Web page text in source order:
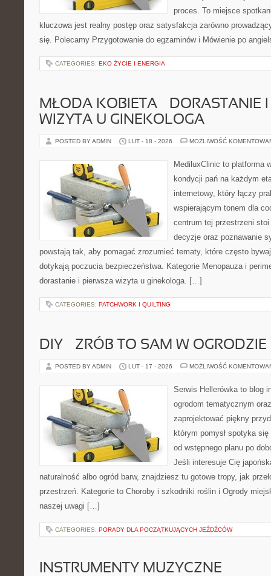
proces. To miejsce
kluczowa jest realny postęp oraz satysfakcja zarówno
się. Polecamy Przygotowanie do egzaminów i Mówienie po
CATEGORIES: EKO ŻYCIE I ENERGIA
MŁODA KOBIETA – DORASTANIE
WIZYTA U GINEKOLOGA
POSTED BY ADMIN LUT - 18 - 2026 MOŻLIWOŚĆ
MediluxClinic to platforma
kondycji pań na każdym
internetowy, który łączy
wspierającym tonem dla
centrum tej przestrzeni
decyzje oraz poznawanie
powstają tak, aby pomagać zrozumieć tematy, które często
dotykają poczucia bezpieczeństwa. Kategorie Menopauza i
dorastanie i pierwsza wizyta u ginekologa. […]
CATEGORIES: PATCHWORK I QUILTING
DIY – ZRÓB TO SAM W OGRODZIE
POSTED BY ADMIN LUT - 17 - 2026 MOŻLIWOŚĆ
Serwis Hellerówka to blog
ogrodom tematycznym
zaprojektować piękny
którym pomysł spotyka
od wstępnego planu po
Jeśli interesuje Cię
naturalność albo ogród barw, znajdziesz tu gotowe tropy, jak
przestrzeń. Kategorie to Choroby i szkodniki roślin i Ogrody
naszej uwagi […]
CATEGORIES: PORADY DLA POCZĄTKUJĄCYCH JEŹDŹCÓW
INSTRUMENTY MUZYCZNE